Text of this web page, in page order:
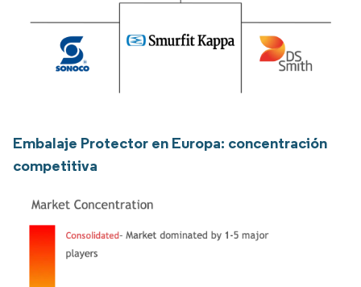
Embalaje Protector en Europa: concentración
competitiva